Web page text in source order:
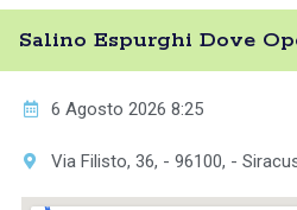
Salino Espurghi Dove
6 Agosto 2026 8:25
Via Filisto, 36, - 96100, -